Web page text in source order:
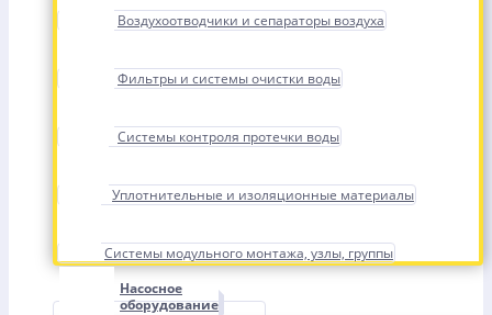
Воздухоотводчики и сепараторы воздуха
Фильтры и системы очистки воды
Системы контроля протечки воды
Уплотнительные и изоляционные материалы
Системы модульного монтажа, узлы, группы
Насосное
оборудование